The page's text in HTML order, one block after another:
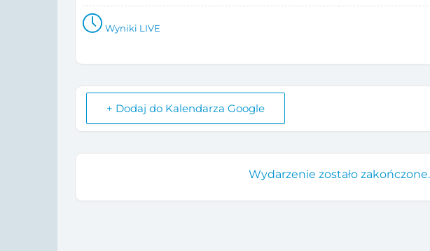
Wyniki LIVE
+ Dodaj do Kalendarza Google
Wydarzenie zostało zakończone.